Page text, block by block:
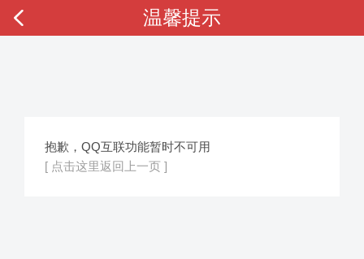
温馨提示
抱歉，QQ互联功能暂时不可用
[ 点击这里返回上一页 ]